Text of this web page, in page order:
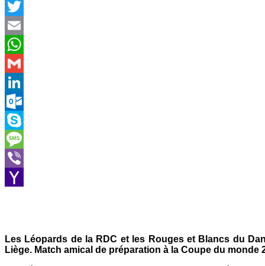
Facebook
Twitter
Email
WhatsApp
Gmail
LinkedIn
Outlook.com
Skype
Message
Viber
Les Léopards de la RDC et les Rouges et Blancs du
Liège. Match amical de préparation à la Coupe du